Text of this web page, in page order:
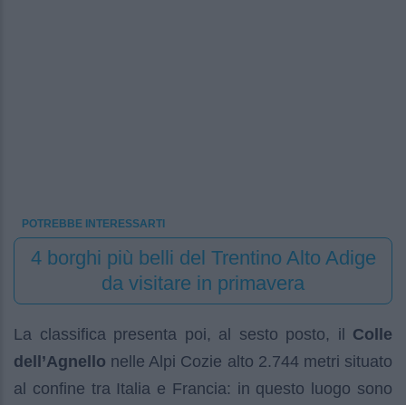
POTREBBE INTERESSARTI
4 borghi più belli del Trentino Alto Adige
da visitare in primavera
La classifica presenta poi, al sesto posto, il Colle
dell’Agnello nelle Alpi Cozie alto 2.744 metri situato
al confine tra Italia e Francia: in questo luogo sono